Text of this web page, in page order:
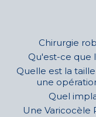
Chirurgie
Qu'est-ce que
Quelle est la
une
Quel
Une Varicocèle